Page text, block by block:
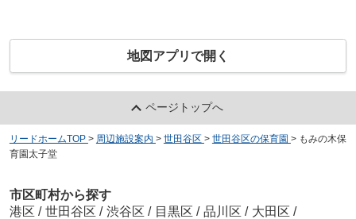
地図アプリで開く
ページトップへ
リードホームTOP > 周辺施設案内 > 世田谷区 > 世田谷区の保育園 > もみの木保
育園太子堂
市区町村から探す
港区 / 世田谷区 / 渋谷区 / 目黒区 / 品川区 / 大田区 /